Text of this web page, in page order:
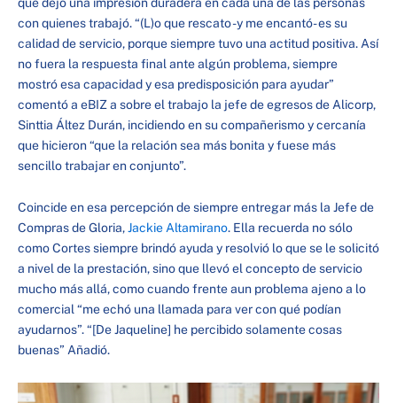
con quienes trabajó. “(L)o que rescato -y me encantó- es su
calidad de servicio, porque siempre tuvo una actitud positiva. Así
no fuera la respuesta final ante algún problema, siempre
mostró esa capacidad y esa predisposición para ayudar”
comentó a eBIZ a sobre el trabajo la jefe de egresos de Alicorp,
Sinttia Áltez Durán, incidiendo en su compañerismo y cercanía
que hicieron “que la relación sea más bonita y fuese más
sencillo trabajar en conjunto”.
Coincide en esa percepción de siempre entregar más la Jefe de
Compras de Gloria,Jackie Altamirano. Ella recuerda no sólo
como Cortes siempre brindó ayuda y resolvió lo que se le solicitó
a nivel de la prestación, sino que llevó el concepto de servicio
mucho más allá, como cuando frente aun problema ajeno a lo
comercial “me echó una llamada para ver con qué podían
ayudarnos”. “[De Jaqueline] he percibido solamente cosas
buenas” Añadió.